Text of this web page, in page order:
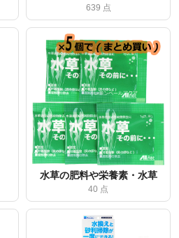
639 点
水草の肥料や栄養素・水草
40 点